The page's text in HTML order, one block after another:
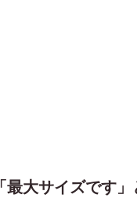
「最大サイズです